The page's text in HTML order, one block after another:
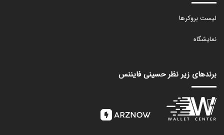
لیست بروکرها
نمایشگاه
برندهای زیر نظر حسینی فایننس